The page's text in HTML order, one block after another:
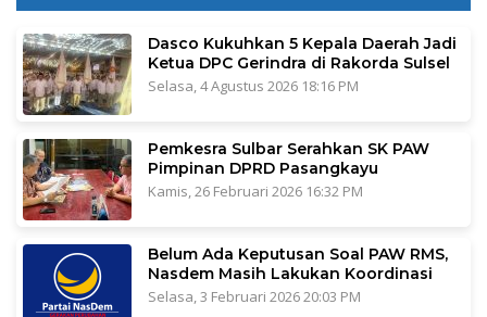
Dasco Kukuhkan 5 Kepala Daerah Jadi
Ketua DPC Gerindra di Rakorda Sulsel
Selasa, 4 Agustus 2026 18:16 PM
Pemkesra Sulbar Serahkan SK PAW
Pimpinan DPRD Pasangkayu
Kamis, 26 Februari 2026 16:32 PM
Belum Ada Keputusan Soal PAW RMS,
Nasdem Masih Lakukan Koordinasi
Selasa, 3 Februari 2026 20:03 PM